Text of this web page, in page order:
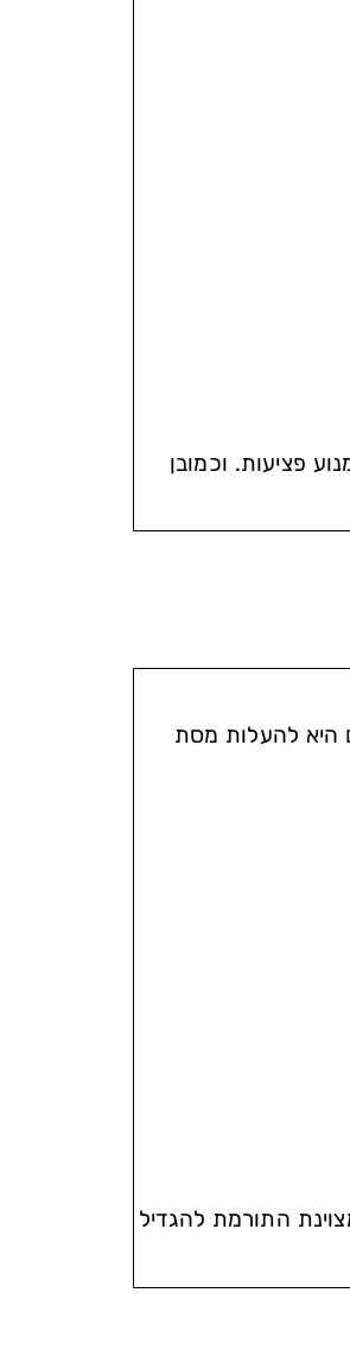
פציעות. וכמובן
היא להעלות מסת
התורמת להגדיל